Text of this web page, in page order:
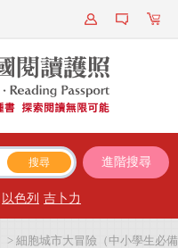
進階搜尋
以色列 吉卜力
> 細胞城市大冒險（中小學生必備